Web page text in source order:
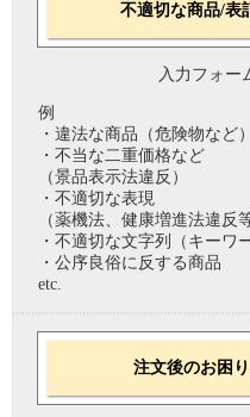
不適切な商品/表
入力フォー
例
・違法な商品（危険物など）
・不当な二重価格など
（景品表示法違反）
・不適切な表現
（薬機法、健康増進法違反
・不適切な文字列（キーワ
・公序良俗に反する商品
etc.
注文後のお困